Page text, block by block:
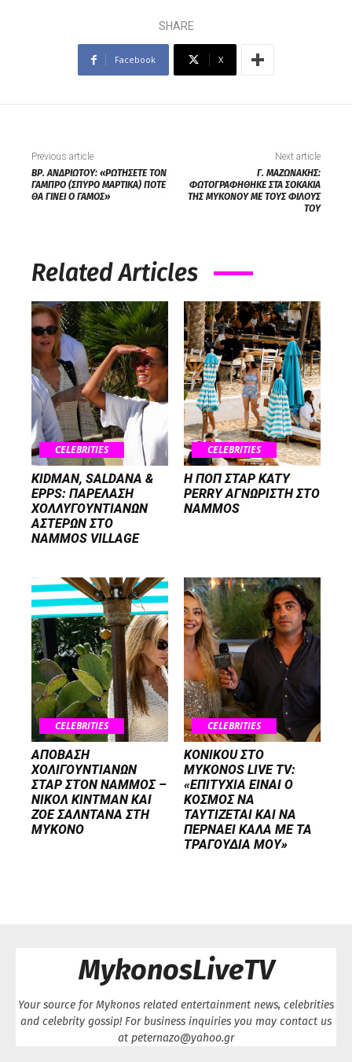
SHARE
Facebook X
Previous article
ΒΡ. ΑΝΔΡΙΩΤΟΥ: «ΡΩΤΗΣΕΤΕ ΤΟΝ
ΓΑΜΠΡΟ (ΣΠΥΡΟ ΜΑΡΤΙΚΑ) ΠΟΤΕ
ΘΑ ΓΙΝΕΙ Ο ΓΑΜΟΣ»
Next article
Γ. ΜΑΖΩΝΑΚΗΣ:
ΦΩΤΟΓΡΑΦΗΘΗΚΕ ΣΤΑ ΣΟΚΑΚΙΑ
ΤΗΣ ΜΥΚΟΝΟΥ ΜΕ ΤΟΥΣ ΦΙΛΟΥΣ
ΤΟΥ
Related Articles
CELEBRITIES
KIDMAN, SALDANA &
EPPS: ΠΑΡΕΛΑΣΗ
ΧΟΛΛΥΓΟΥΝΤΙΑΝΩΝ
ΑΣΤΕΡΩΝ ΣΤΟ
NAMMOS VILLAGE
CELEBRITIES
H ΠΟΠ ΣΤΑΡ KATY
PERRY ΑΓΝΩΡΙΣΤΗ ΣΤΟ
NAMMOS
CELEBRITIES
ΑΠΟΒΑΣΗ
ΧΟΛΙΓΟΥΝΤΙΑΝΩΝ
ΣΤΑΡ ΣΤΟΝ NΑΜΜΟΣ –
ΝΙΚΟΛ ΚΙΝΤΜΑΝ ΚΑΙ
ΖΟΕ ΣΑΛΝΤΑΝΑ ΣΤΗ
ΜΥΚΟΝΟ
CELEBRITIES
KONIKOU ΣΤΟ
MYKONOS LIVE TV:
«ΕΠΙΤΥΧΙΑ ΕΙΝΑΙ Ο
ΚΟΣΜΟΣ ΝΑ
ΤΑΥΤΙΖΕΤΑΙ KAI ΝΑ
ΠΕΡΝΑΕΙ ΚΑΛΑ ΜΕ ΤΑ
ΤΡΑΓΟΥΔΙΑ ΜΟΥ»
MykonosLiveTV
Your source for Mykonos related entertainment news, celebrities
and celebrity gossip! For business inquiries you may contact us
at peternazo@yahoo.gr